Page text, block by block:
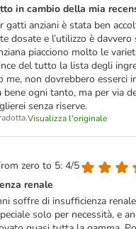
in cambio della mia
gatti anziani è stata ben
dosate e l’utilizzo è davvero
piacciono molto le
del tutto la lista degli
me, non dovrebbero esserci
ogni tanto, ma per via
senza riserve.
Visualizza l'originale
zero to 5: 4/5
renale
soffre di insufficienza
solo per necessità, e